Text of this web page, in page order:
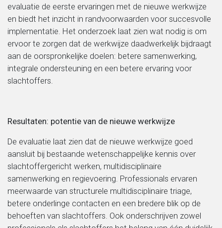
evaluatie de eerste ervaringen met de nieuwe werkwijze
en biedt het inzicht in randvoorwaarden voor succesvolle
implementatie. Het onderzoek laat zien wat nodig is om
ervoor te zorgen dat de werkwijze daadwerkelijk bijdraagt
aan de oorspronkelijke doelen: betere samenwerking,
integrale ondersteuning en een betere ervaring voor
slachtoffers.
Resultaten: potentie van de nieuwe werkwijze
De evaluatie laat zien dat de nieuwe werkwijze goed
aansluit bij bestaande wetenschappelijke kennis over
slachtoffergericht werken, multidisciplinaire
samenwerking en regievoering. Professionals ervaren
meerwaarde van structurele multidisciplinaire triage,
betere onderlinge contacten en een bredere blik op de
behoeften van slachtoffers. Ook onderschrijven zowel